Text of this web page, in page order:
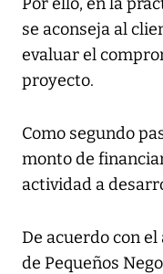
se aconseja al
evaluar el
proyecto.
Como segundo
monto de
actividad a
De acuerdo con
de Pequeños